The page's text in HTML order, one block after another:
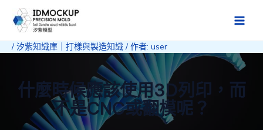
要
Main
/ 汐紫知識庫｜打樣與製造知識/ 作者: user
什麼時候應該使用3D列印，而
不是CNC或翻模呢？